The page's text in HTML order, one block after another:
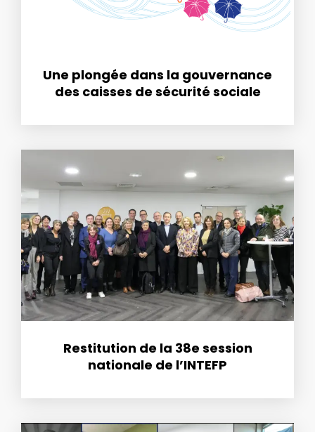
Une plongée dans la gouvernance
des caisses de sécurité sociale
Restitution de la 38e session
nationale de l’INTEFP